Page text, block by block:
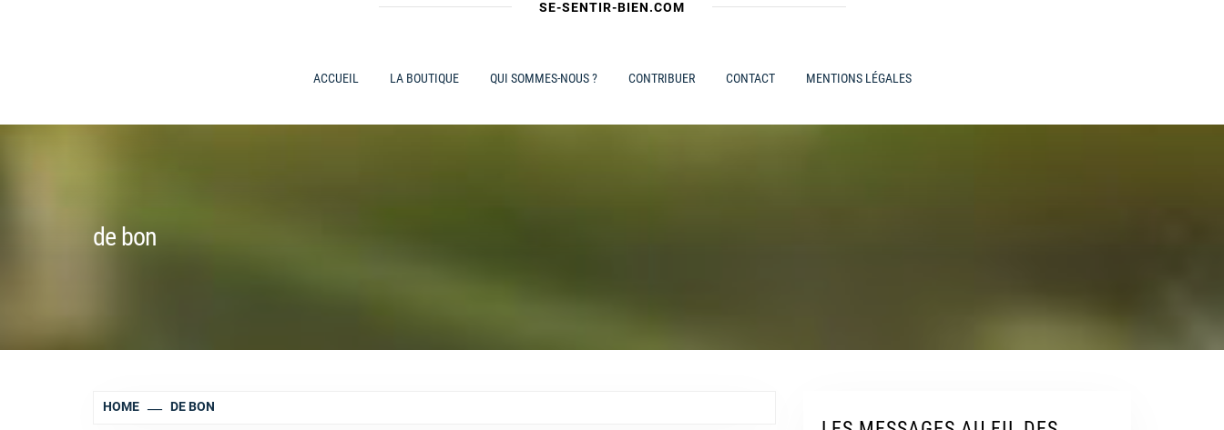
SE-SENTIR-BIEN.COM
ACCUEIL LA BOUTIQUE QUI SOMMES-NOUS ? CONTRIBUER CONTACT MENTIONS LÉGALES
de bon
HOME DE BON